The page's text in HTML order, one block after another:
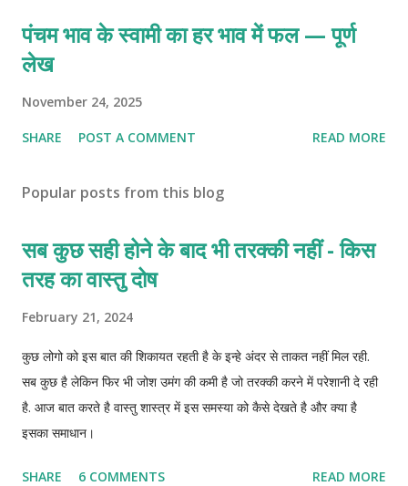
पंचम भाव के स्वामी का हर भाव में फल — पूर्ण
लेख
November 24, 2025
SHARE POST A COMMENT READ MORE
Popular posts from this blog
सब कुछ सही होने के बाद भी तरक्की नहीं - किस
तरह का वास्तु दोष
February 21, 2024
कुछ लोगो को इस बात की शिकायत रहती है के इन्हे अंदर से ताकत नहीं मिल रही.
सब कुछ है लेकिन फिर भी जोश उमंग की कमी है जो तरक्की करने में परेशानी दे रही
है. आज बात करते है वास्तु शास्त्र में इस समस्या को कैसे देखते है और क्या है
इसका समाधान।
SHARE 6 COMMENTS READ MORE